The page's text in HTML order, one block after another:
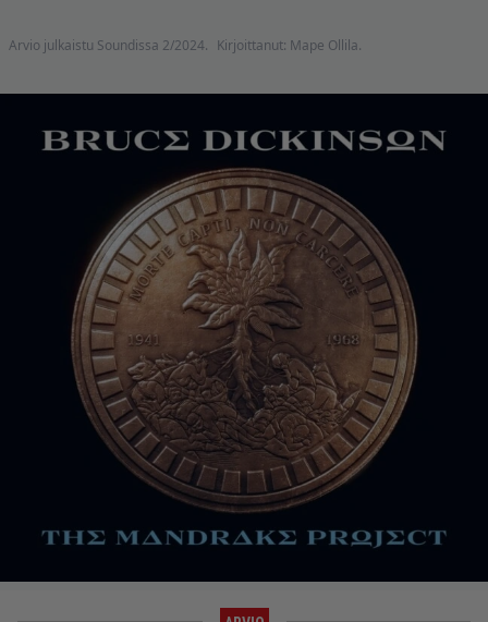
Arvio julkaistu Soundissa 2/2024. Kirjoittanut: Mape Ollila.